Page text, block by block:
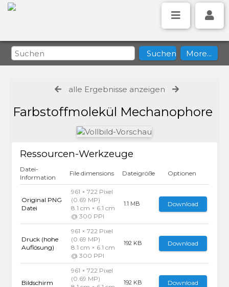
alle Ergebnisse anzeigen
Farbstoffmolekül Mechanophore
Ressourcen-Werkzeuge
Datei-
Information
File dimensions Dateigröße Optionen
Original PNG
Datei
961 × 722 Pixel
(0.69 MP)
8.1 cm × 6.1 cm
@ 300 PPI
1.1 MB Download
Druck (hohe
Auflösung)
961 × 722 Pixel
(0.69 MP)
8.1 cm × 6.1 cm
@ 300 PPI
192 KB Download
Bildschirm
961 × 722 Pixel
(0.69 MP)
192 KB Download